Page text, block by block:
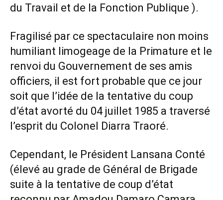
du Travail et de la Fonction Publique ).
Fragilisé par ce spectaculaire non moins
humiliant limogeage de la Primature et le
renvoi du Gouvernement de ses amis
officiers, il est fort probable que ce jour
soit que l’idée de la tentative du coup
d’état avorté du 04 juillet 1985 a traversé
l’esprit du Colonel Diarra Traoré.
Cependant, le Président Lansana Conté
(élevé au grade de Général de Brigade
suite à la tentative de coup d’état